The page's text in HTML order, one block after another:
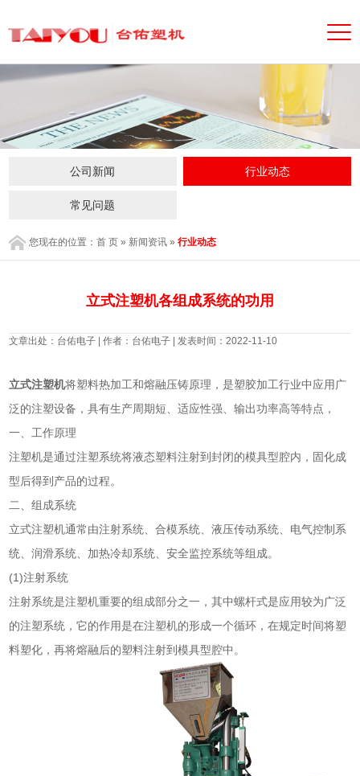
公司新闻 行业动态
常见问题
您现在的位置：首 页 » 新闻资讯 »行业动态
立式注塑机各组成系统的功用
文章出处：台佑电子 | 作者：台佑电子 | 发表时间：2022-11-10
立式注塑机将塑料热加工和熔融压铸原理，是塑胶加工行业中应用广
泛的注塑设备，具有生产周期短、适应性强、输出功率高等特点，
一、工作原理
注塑机是通过注塑系统将液态塑料注射到封闭的模具型腔内，固化成
型后得到产品的过程。
二、组成系统
立式注塑机通常由注射系统、合模系统、液压传动系统、电气控制系
统、润滑系统、加热冷却系统、安全监控系统等组成。
(1)注射系统
注射系统是注塑机重要的组成部分之一，其中螺杆式是应用较为广泛
的注塑系统，它的作用是在注塑机的形成一个循环，在规定时间将塑
料塑化，再将熔融后的塑料注射到模具型腔中。